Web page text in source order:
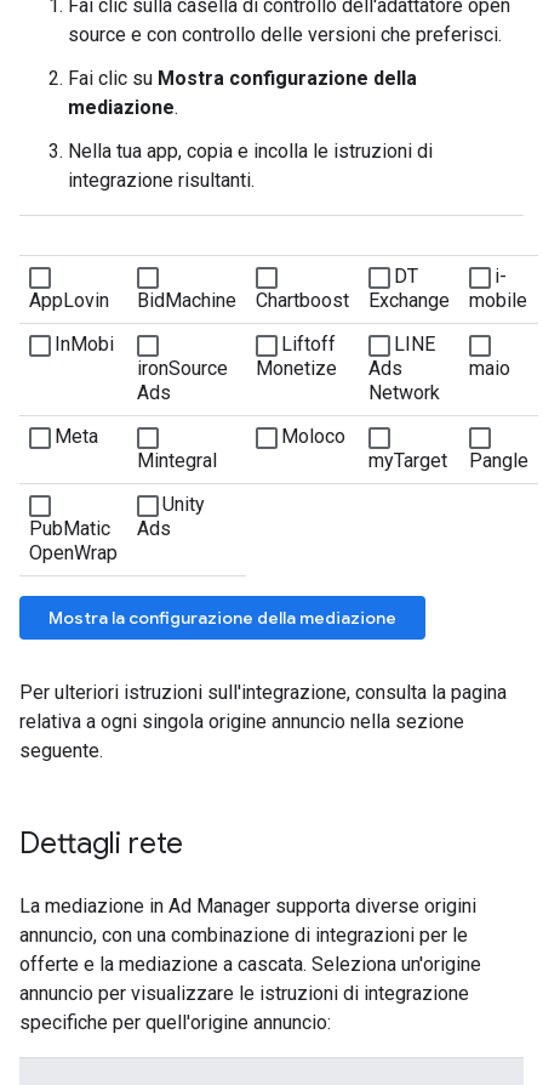
Fai clic sulla casella di controllo dell'adattatore open
source e con controllo delle versioni che preferisci.
Fai clic su Mostra configurazione della
mediazione.
Nella tua app, copia e incolla le istruzioni di
integrazione risultanti.
Per ulteriori istruzioni sull'integrazione, consulta la pagina
relativa a ogni singola origine annuncio nella sezione
seguente.
Dettagli rete
La mediazione in Ad Manager supporta diverse origini
annuncio, con una combinazione di integrazioni per le
offerte e la mediazione a cascata. Seleziona un'origine
annuncio per visualizzare le istruzioni di integrazione
specifiche per quell'origine annuncio: